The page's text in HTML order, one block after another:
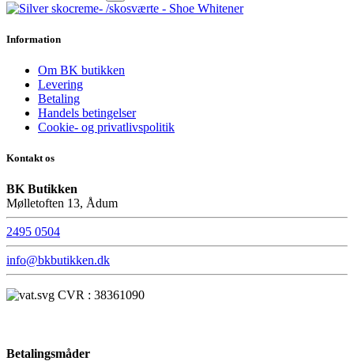
Information
Om BK butikken
Levering
Betaling
Handels betingelser
Cookie- og privatlivspolitik
Kontakt os
BK Butikken
Mølletoften 13, Ådum
2495 0504
info@bkbutikken.dk
CVR : 38361090
Betalingsmåder